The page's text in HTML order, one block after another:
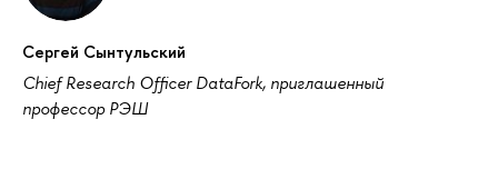
Сергей Сынтульский
Chief Research Officer DataFork, приглашенный
профессор РЭШ